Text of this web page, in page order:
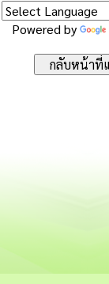
Powered by